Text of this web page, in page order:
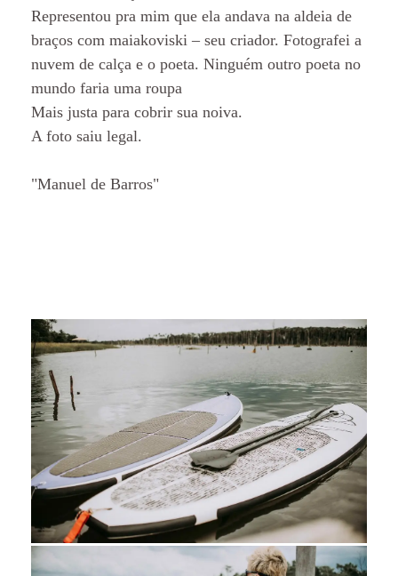
Representou pra mim que ela andava na aldeia de
braços com maiakoviski – seu criador. Fotografei a
nuvem de calça e o poeta. Ninguém outro poeta no
mundo faria uma roupa
Mais justa para cobrir sua noiva.
A foto saiu legal.
"Manuel de Barros"